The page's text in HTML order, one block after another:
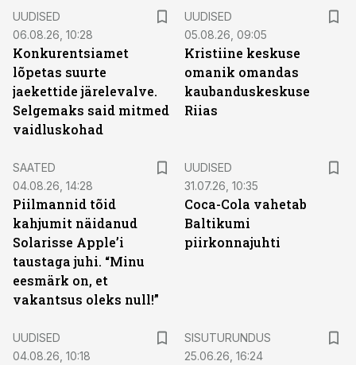
UUDISED
06.08.26, 10:28
Konkurentsiamet
lõpetas suurte
jaekettide järelevalve.
Selgemaks said mitmed
vaidluskohad
UUDISED
05.08.26, 09:05
Kristiine keskuse
omanik omandas
kaubanduskeskuse
Riias
SAATED
04.08.26, 14:28
Piilmannid tõid
kahjumit näidanud
Solarisse Apple’i
taustaga juhi. “Minu
eesmärk on, et
vakantsus oleks null!”
UUDISED
31.07.26, 10:35
Coca-Cola vahetab
Baltikumi
piirkonnajuhti
UUDISED
04.08.26, 10:18
SISUTURUNDUS
25.06.26, 16:24